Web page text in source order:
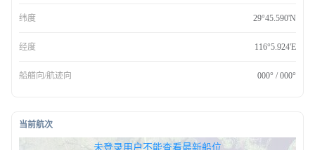
纬度 29°45.590'N
经度 116°5.924'E
船艏向/航迹向 000° / 000°
当前航次
未登录用户不能查看最新船位
无权查看最新船位，请联系开通